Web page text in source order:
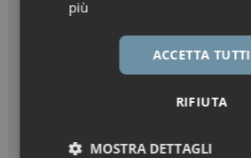
più
ACCETTA TUTTI
RIFIUTA
MOSTRA DETTAGLI